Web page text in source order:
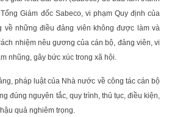
Giám đốc Sabeco, vi phạm Quy định của
về những điều đảng viên không được làm và
nhiệm nêu gương của cán bộ, đảng viên, vi
nhũng, gây bức xúc trong xã hội.
pháp luật của Nhà nước về công tác cán bộ
đúng nguyên tắc, quy trình, thủ tục, điều kiện,
quả nghiêm trọng.